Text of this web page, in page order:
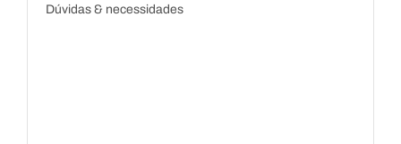
Dúvidas & necessidades